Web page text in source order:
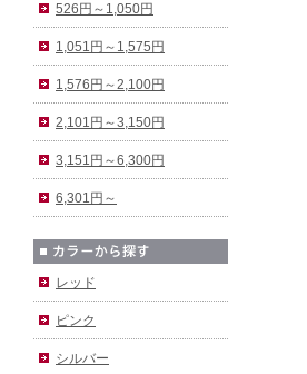
526円～1,050円
1,051円～1,575円
1,576円～2,100円
2,101円～3,150円
3,151円～6,300円
6,301円～
レッド
ピンク
シルバー